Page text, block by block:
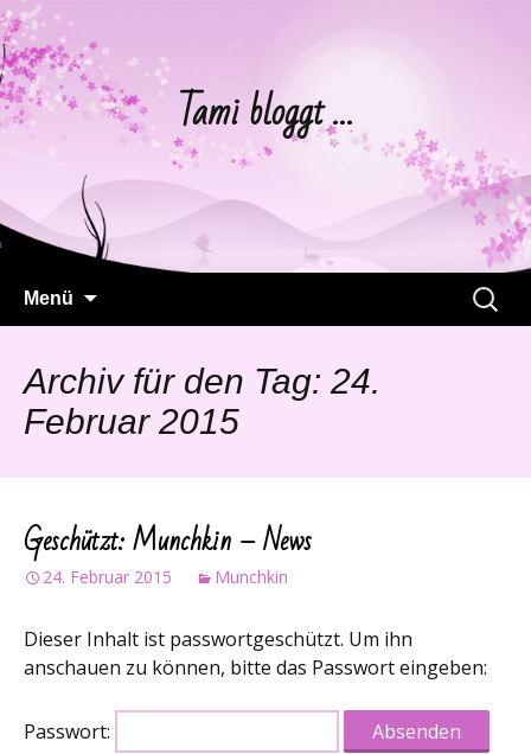
Tami bloggt …
Menü
Suchen
nach:
Archiv für den Tag: 24.
Februar 2015
Geschützt: Munchkin – News
24. Februar 2015 Munchkin
Dieser Inhalt ist passwortgeschützt. Um ihn
anschauen zu können, bitte das Passwort eingeben:
Passwort: